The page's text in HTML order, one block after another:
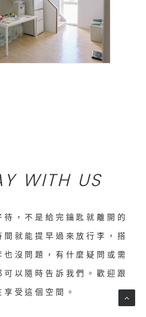
WITH US
待，不是給完鑰匙就離開的
間就能提早過來放行李，搭
也沒問題，有什麼疑問或需
可以隨時告訴我們。歡迎跟
受這個空間。